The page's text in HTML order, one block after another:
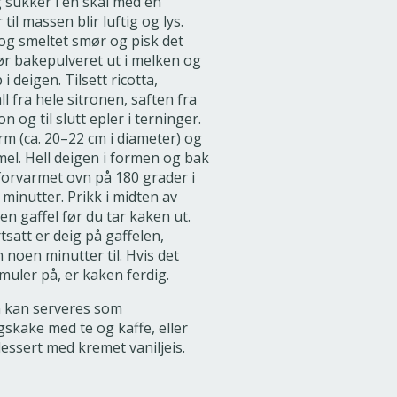
til massen blir luftig og lys.
smeltet smør og pisk det
bakepulveret ut i melken og
i deigen. Tilsett ricotta,
fra hele sitronen, saften fra
og til slutt epler i terninger.
(ca. 20–22 cm i diameter) og
Hell deigen i formen og bak
ovn på 180 grader i
minutter. Prikk i midten av
gaffel før du tar kaken ut.
er deig på gaffelen,
noen minutter til. Hvis det
på, er kaken ferdig.
kan serveres som
med te og kaffe, eller
med kremet vaniljeis.